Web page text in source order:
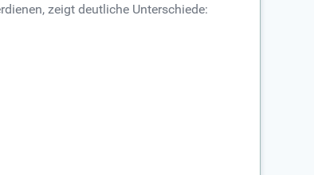
zeigt deutliche Unterschiede: